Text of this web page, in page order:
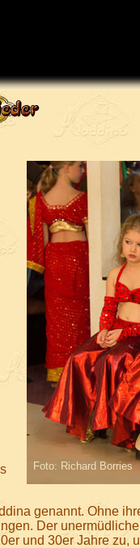
Foto: Richard Borries
genannt. Ohne
Der
und 30er Jahre zu,